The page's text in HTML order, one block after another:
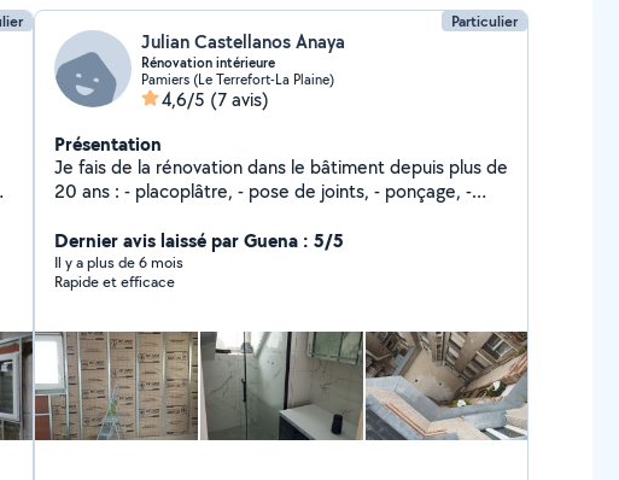
Particulier
Julian Castellanos Anaya
Rénovation intérieure
Pamiers (Le Terrefort-La Plaine)
4,6/5 (7 avis)
Présentation
Je fais de la rénovation dans le bâtiment depuis plus de
20 ans : - placoplâtre, - pose de joints, - ponçage, -
réparation de fissure, - isolation, - faux plafonds, -
peinture, - réfection de murs en pierre - enduit de
façade, - crépis... Devis gratuit sur demande. N'hésitez
visuel de mes réalisations.
Dernier avis laissé par Guena : 5/5
Il y a plus de 6 mois
Rapide et efficace